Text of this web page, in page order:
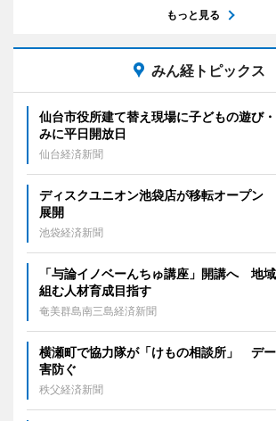
もっと見る
みん経トピックス
仙台市役所建て替え現場に子どもの遊び
みに平日開放日
仙台経済新聞
ディスクユニオン池袋店が移転オープン
展開
池袋経済新聞
「与論イノベーんちゅ講座」開講へ 地
組む人材育成目指す
奄美群島南三島経済新聞
横瀬町で協力隊が「けもの相談所」 デ
害防ぐ
秩父経済新聞